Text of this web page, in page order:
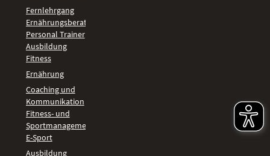
Fernlehrgang
Ernährungsberater
Personal Trainer
Ausbildung
Fitness
Ernährung
Coaching und
Kommunikation
Fitness- und
Sportmanagement
E-Sport
Ausbildung